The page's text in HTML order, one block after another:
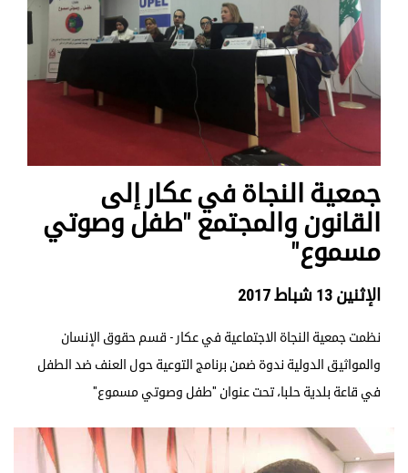
جمعية النجاة في عكار إلى
القانون والمجتمع "طفل وصوتي
مسموع"
الإثنين 13 شباط 2017
نظمت جمعية النجاة الاجتماعية في عكار - قسم حقوق الإنسان
والمواثيق الدولية ندوة ضمن برنامج التوعية حول العنف ضد الطفل
في قاعة بلدية حلبا، تحت عنوان "طفل وصوتي مسموع"